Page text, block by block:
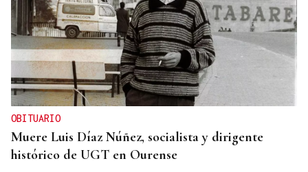
OBITUARIO
Muere Luis Díaz Núñez, socialista y dirigente
histórico de UGT en Ourense